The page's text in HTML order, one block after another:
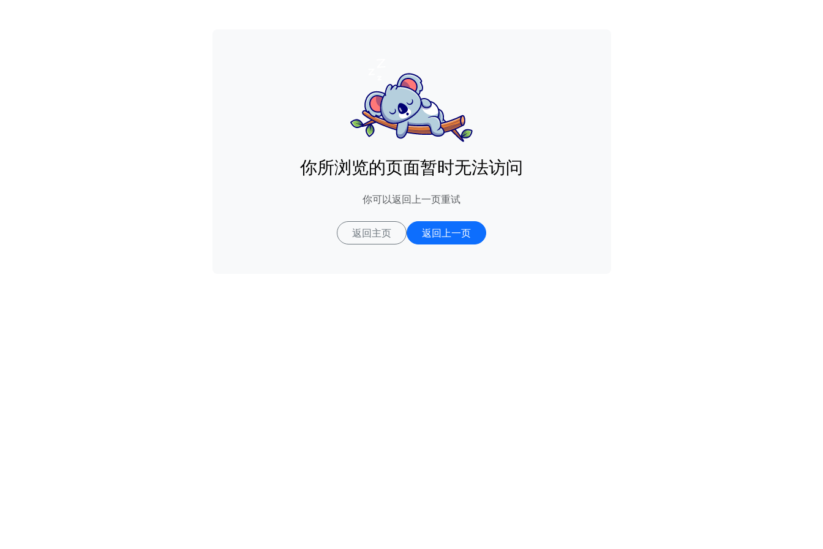
你所浏览的页面暂时无法访问
你可以返回上一页重试
返回主页 返回上一页